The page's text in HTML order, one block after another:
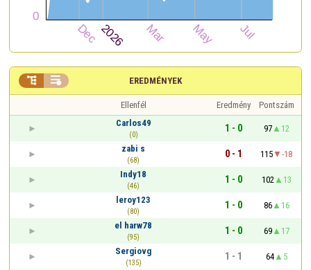
EREDMÉNYEK
 
Ellenfél Eredmény
Pontszám
Carlos49
(0)
1 - 0 97
12
zabi s
(68)
0 - 1 115
-18
Indy18
(46)
1 - 0 102
13
leroy123
(80)
1 - 0 86
16
el harw78
(95)
1 - 0 69
17
Sergiovg
(135)
1 - 1 64
5